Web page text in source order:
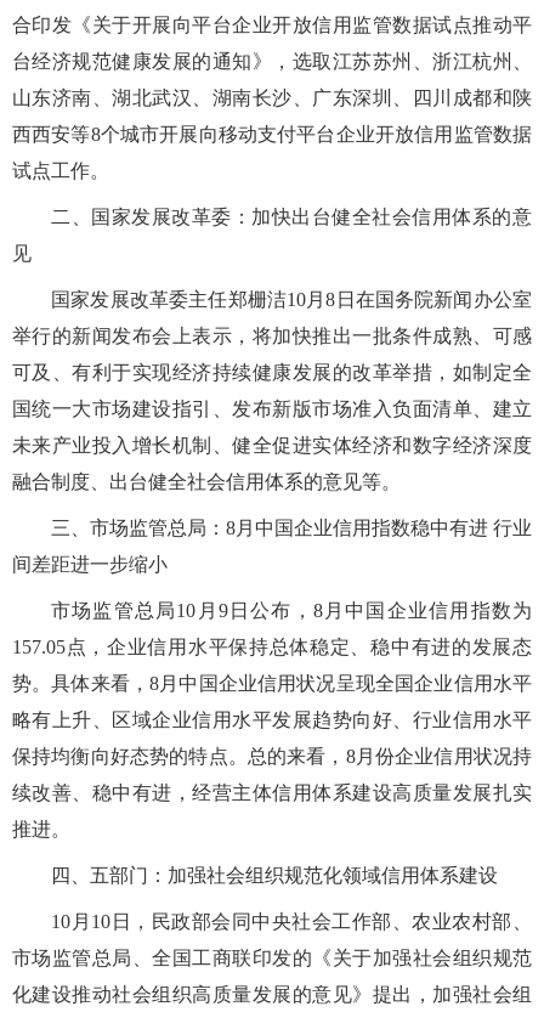
合印发《关于开展向平台企业开放信用监管数据试点推动平
台经济规范健康发展的通知》，选取江苏苏州、浙江杭州、
山东济南、湖北武汉、湖南长沙、广东深圳、四川成都和陕
西西安等8个城市开展向移动支付平台企业开放信用监管数据
试点工作。
二、国家发展改革委：加快出台健全社会信用体系的意
见
国家发展改革委主任郑栅洁10月8日在国务院新闻办公室
举行的新闻发布会上表示，将加快推出一批条件成熟、可感
可及、有利于实现经济持续健康发展的改革举措，如制定全
国统一大市场建设指引、发布新版市场准入负面清单、建立
未来产业投入增长机制、健全促进实体经济和数字经济深度
融合制度、出台健全社会信用体系的意见等。
三、市场监管总局：8月中国企业信用指数稳中有进 行业
间差距进一步缩小
市场监管总局10月9日公布，8月中国企业信用指数为
157.05点，企业信用水平保持总体稳定、稳中有进的发展态
势。具体来看，8月中国企业信用状况呈现全国企业信用水平
略有上升、区域企业信用水平发展趋势向好、行业信用水平
保持均衡向好态势的特点。总的来看，8月份企业信用状况持
续改善、稳中有进，经营主体信用体系建设高质量发展扎实
推进。
四、五部门：加强社会组织规范化领域信用体系建设
10月10日，民政部会同中央社会工作部、农业农村部、
市场监管总局、全国工商联印发的《关于加强社会组织规范
化建设推动社会组织高质量发展的意见》提出，加强社会组